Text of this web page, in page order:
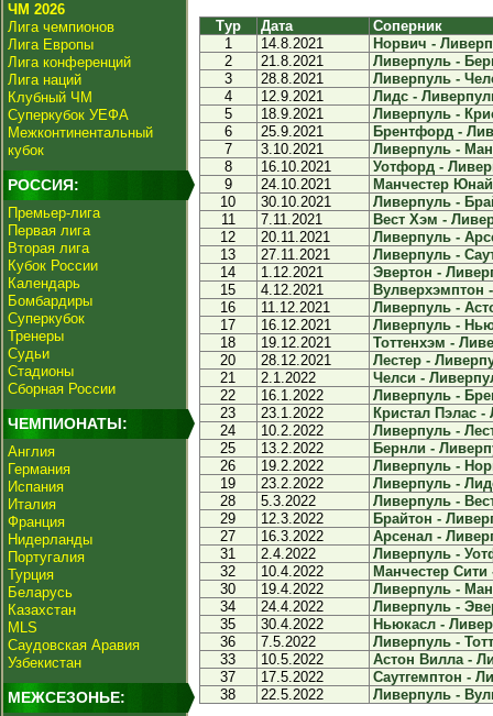
ЧМ 2026
Лига чемпионов
Лига Европы
Лига конференций
Лига наций
Клубный ЧМ
Суперкубок УЕФА
Межконтинентальный
кубок
РОССИЯ:
Премьер-лига
Первая лига
Вторая лига
Кубок России
Календарь
Бомбардиры
Суперкубок
Тренеры
Судьи
Стадионы
Сборная России
ЧЕМПИОНАТЫ:
Англия
Германия
Испания
Италия
Франция
Нидерланды
Португалия
Турция
Беларусь
Казахстан
MLS
Саудовская Аравия
Узбекистан
МЕЖСЕЗОНЬЕ:
Тур Дата
Соперник
1
14.8.2021
Норвич -
2
21.8.2021
Ливерпуль -
3
28.8.2021
Ливерпуль -
4
12.9.2021
Лидс -
5
18.9.2021
Ливерпуль -
6
25.9.2021
Брентфорд -
7
3.10.2021
Ливерпуль -
8
16.10.2021
Уотфорд -
9
24.10.2021
Манчестер
10
30.10.2021
Ливерпуль -
11
7.11.2021
Вест Хэм -
12
20.11.2021
Ливерпуль -
13
27.11.2021
Ливерпуль -
14
1.12.2021
Эвертон -
15
4.12.2021
Вулверхэмптон
16
11.12.2021
Ливерпуль -
17
16.12.2021
Ливерпуль -
18
19.12.2021
Тоттенхэм -
20
28.12.2021
Лестер -
21
2.1.2022
Челси -
22
16.1.2022
Ливерпуль -
23
23.1.2022
Кристал Пэлас
24
10.2.2022
Ливерпуль -
25
13.2.2022
Бернли -
26
19.2.2022
Ливерпуль -
19
23.2.2022
Ливерпуль -
28
5.3.2022
Ливерпуль -
29
12.3.2022
Брайтон -
27
16.3.2022
Арсенал -
31
2.4.2022
Ливерпуль -
32
10.4.2022
Манчестер
30
19.4.2022
Ливерпуль -
34
24.4.2022
Ливерпуль -
35
30.4.2022
Ньюкасл -
36
7.5.2022
Ливерпуль -
33
10.5.2022
Астон Вилла -
37
17.5.2022
Саутгемптон -
38
22.5.2022 Ливерпуль -